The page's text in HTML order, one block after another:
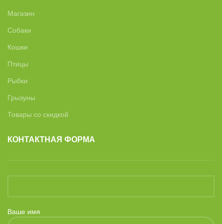
Магазин
Собаки
Кошки
Птицы
Рыбки
Грызуны
Товары со скидкой
КОНТАКТНАЯ ФОРМА
Ваше имя